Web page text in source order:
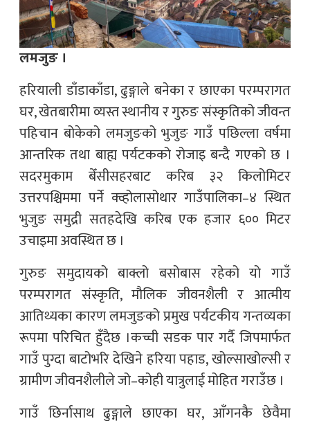
लमजुङ ।
हरियाली डाँडाकाँडा, ढुङ्गाले बनेका र छाएका परम्परागत
घर, खेतबारीमा व्यस्त स्थानीय र गुरुङ संस्कृतिको जीवन्त
पहिचान बोकेको लमजुङको भुजुङ गाउँ पछिल्ला वर्षमा
आन्तरिक तथा बाह्य पर्यटकको रोजाइ बन्दै गएको छ ।
सदरमुकाम बेँसीसहरबाट करिब ३२ किलोमिटर
उत्तरपश्चिममा पर्ने क्व्होलासोथार गाउँपालिका–४ स्थित
भुजुङ समुद्री सतहदेखि करिब एक हजार ६०० मिटर
उचाइमा अवस्थित छ ।
गुरुङ समुदायको बाक्लो बसोबास रहेको यो गाउँ
परम्परागत संस्कृति, मौलिक जीवनशैली र आत्मीय
आतिथ्यका कारण लमजुङको प्रमुख पर्यटकीय गन्तव्यका
रूपमा परिचित हुँदैछ ।कच्ची सडक पार गर्दै जिपमार्फत
गाउँ पुग्दा बाटोभरि देखिने हरिया पहाड, खोल्साखोल्सी र
ग्रामीण जीवनशैलीले जो–कोही यात्रुलाई मोहित गराउँछ ।
गाउँ छिर्नासाथ ढुङ्गाले छाएका घर, आँगनकै छेवैमा